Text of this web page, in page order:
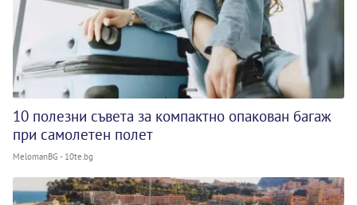
10 полезни съвета за компактно опакован багаж
при самолетен полет
MelomanBG - 10te.bg